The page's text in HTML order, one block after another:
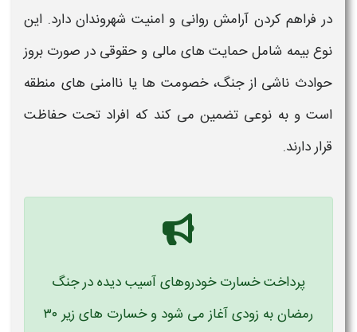
در فراهم کردن آرامش روانی و امنیت شهروندان دارد. این
نوعبیمه شامل حمایت‌ های مالی و حقوقی در صورت بروز
حوادث ناشی ازجنگ، خصومت‌ ها یا ناامنی‌ های منطقه
است و به نوعی تضمین می‌ کند که افراد تحت حفاظت
قرار دارند.
پرداخت خسارت خودروهای آسیب دیده در جنگ
رمضان به زودی آغاز می شود و خسارت های زیر ۳۰